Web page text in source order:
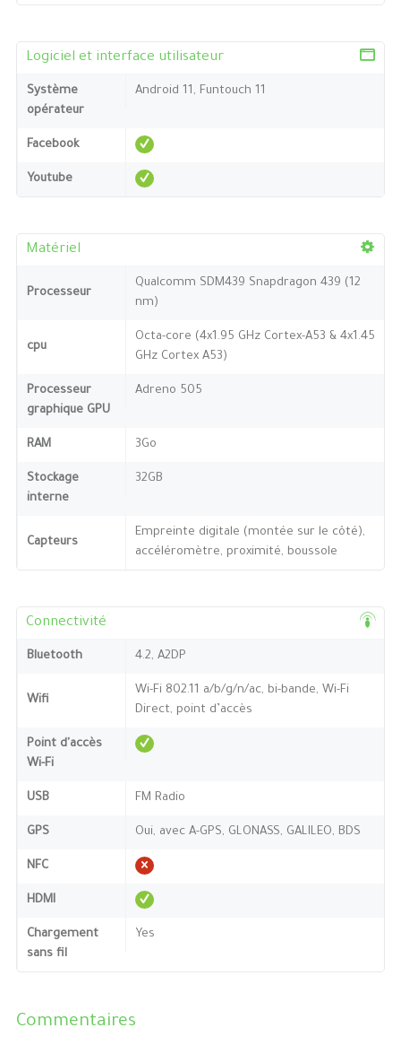
Logiciel et interface utilisateur
Système
opérateur
Android 11, Funtouch 11
Facebook
Youtube
Matériel
Processeur
Qualcomm SDM439 Snapdragon 439 (12
nm)
cpu
Octa-core (4x1.95 GHz Cortex-A53 & 4x1.45
GHz Cortex A53)
Processeur
graphique GPU
Adreno 505
RAM 3Go
Stockage
interne
32GB
Capteurs
Empreinte digitale (montée sur le côté),
accéléromètre, proximité, boussole
Connectivité
Bluetooth 4.2, A2DP
Wifi
Wi-Fi 802.11 a/b/g/n/ac, bi-bande, Wi-Fi
Direct, point d’accès
Point d'accès
Wi-Fi
USB FM Radio
GPS Oui, avec A-GPS, GLONASS, GALILEO, BDS
NFC
HDMI
Chargement
sans fil
Yes
Commentaires